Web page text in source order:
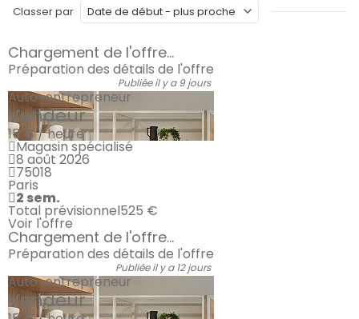
Classer par
Chargement de l'offre...
Préparation des détails de l'offre
Publiée il y a 9 jours
Auto-entrepreneur
Vendeur
15 € / heure
Magasin spécialisé
8 août 2026
75018
Paris
2 sem.
Total prévisionnel525 €
Voir l'offre
Chargement de l'offre...
Préparation des détails de l'offre
Publiée il y a 12 jours
Auto-entrepreneur
Vendeur